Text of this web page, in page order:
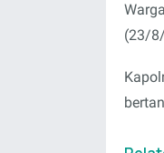
(23/